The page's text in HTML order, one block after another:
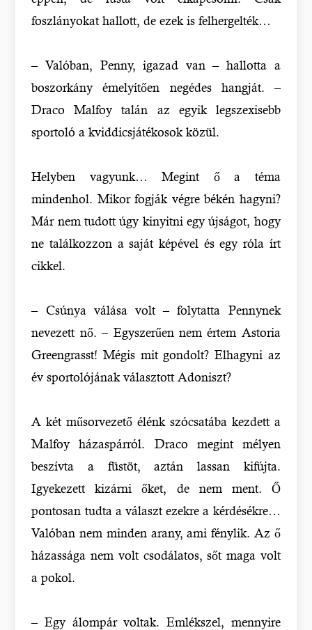
foszlányokat hallott, de ezek is felhergelték…
– Valóban, Penny, igazad van – hallotta a
boszorkány émelyítően negédes hangját. –
Draco Malfoy talán az egyik legszexisebb
sportoló a kviddicsjátékosok közül.
Helyben vagyunk… Megint ő a téma
mindenhol. Mikor fogják végre békén hagyni?
Már nem tudott úgy kinyitni egy újságot, hogy
ne találkozzon a saját képével és egy róla írt
cikkel.
– Csúnya válása volt – folytatta Pennynek
nevezett nő. – Egyszerűen nem értem Astoria
Greengrasst! Mégis mit gondolt? Elhagyni az
év sportolójának választott Adoniszt?
A két műsorvezető élénk szócsatába kezdett a
Malfoy házaspárról. Draco megint mélyen
beszívta a füstöt, aztán lassan kifújta.
Igyekezett kizárni őket, de nem ment. Ő
pontosan tudta a választ ezekre a kérdésékre…
Valóban nem minden arany, ami fénylik. Az ő
házassága nem volt csodálatos, sőt maga volt
a pokol.
– Egy álompár voltak. Emlékszel, mennyire